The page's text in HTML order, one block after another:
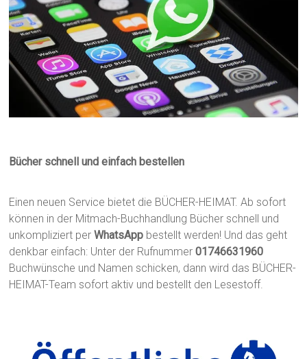
Bücher schnell und einfach bestellen
Einen neuen Service bietet die BÜCHER-HEIMAT. Ab sofort
können in der Mitmach-Buchhandlung Bücher schnell und
unkompliziert perWhatsApp bestellt werden! Und das geht
denkbar einfach: Unter der Rufnummer01746631960
Buchwünsche und Namen schicken, dann wird das BÜCHER-
HEIMAT-Team sofort aktiv und bestellt den Lesestoff.